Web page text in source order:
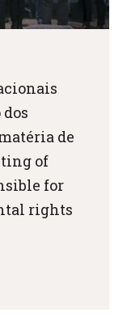
de
of
for
rights